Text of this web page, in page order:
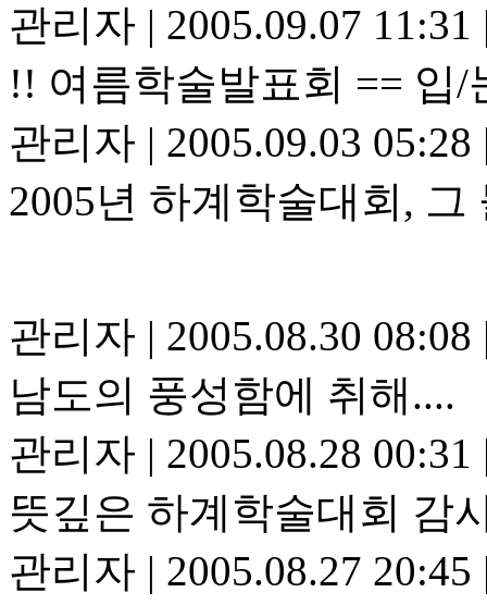
관리자 | 2005.09.07 11:31
!! 여름학술발표회 == 입/
관리자 | 2005.09.03 05:28
2005년 하계학술대회,
관리자 | 2005.08.30 08:08
남도의 풍성함에 취해....
관리자 | 2005.08.28 00:31
뜻깊은 하계학술대회 감
관리자 | 2005.08.27 20:45